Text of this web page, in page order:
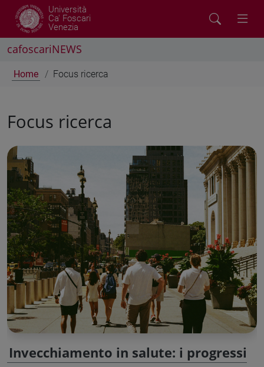
Università
Ca' Foscari
Venezia
cafoscariNEWS
Home Focus ricerca
Focus ricerca
Invecchiamento in salute: i progressi